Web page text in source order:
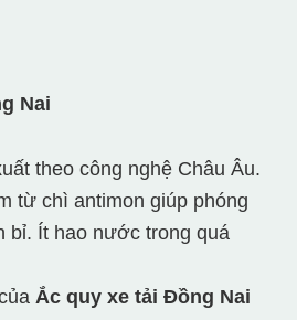
Nai
theo công nghệ Châu Âu.
từ chì antimon giúp phóng
bỉ. Ít hao nước trong quá
Ắc quy xe tải Đồng Nai